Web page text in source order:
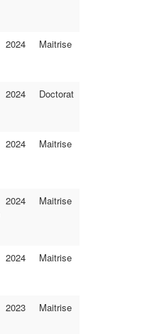
2024 Maitrise
2024 Doctorat
2024 Maitrise
2024 Maitrise
2024 Maitrise
2023 Maitrise